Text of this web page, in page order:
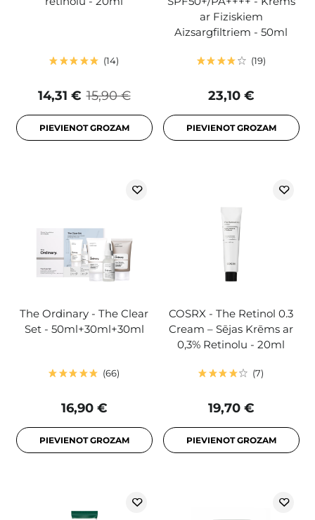
14
15,90 €
14,31 €
PIEVIENOT GROZAM
ar Fiziskiem
Aizsargfiltriem - 50ml
19
23,10 €
PIEVIENOT GROZAM
The Ordinary - The Clear
Set - 50ml+30ml+30ml
66
16,90 €
PIEVIENOT GROZAM
COSRX - The Retinol 0.3
Cream – Sējas Krēms ar
0,3% Retinolu - 20ml
7
19,70 €
PIEVIENOT GROZAM